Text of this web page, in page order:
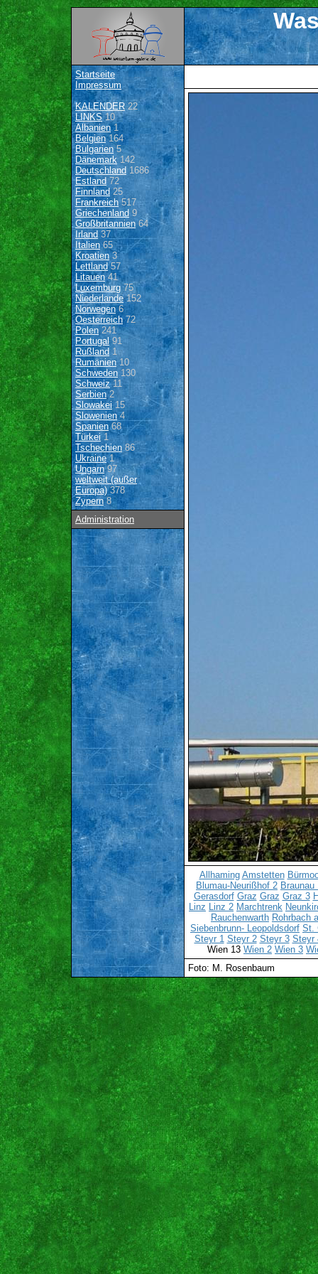
Startseite
Impressum
KALENDER22
LINKS10
Albanien1
Belgien164
Bulgarien 5
Dänemark142
Deutschland 1686
Estland 72
Finnland 25
Frankreich517
Griechenland9
Großbritannien64
Irland 37
Italien65
Kroatien3
Lettland57
Litauen41
Luxemburg 75
Niederlande152
Norwegen6
Oesterreich72
Polen 241
Portugal91
Rußland 1
Rumänien10
Schweden 130
Schweiz11
Serbien2
Slowakei15
Slowenien4
Spanien68
Türkei1
Tschechien 86
Ukraine1
Ungarn97
weltweit (außer
Europa)378
Zypern8
Administration
Allhaming Amstetten
Blumau-Neurißhof 2 Braunau
Gerasdorf Graz Graz Graz 3
Linz Linz 2 Marchtrenk
Rauchenwarth Rohrbach
Siebenbrunn- Leopoldsdorf St.
Steyr 1 Steyr 2 Steyr 3 Steyr
Wien 13 Wien 2 Wien 3
Foto: M. Rosenbaum